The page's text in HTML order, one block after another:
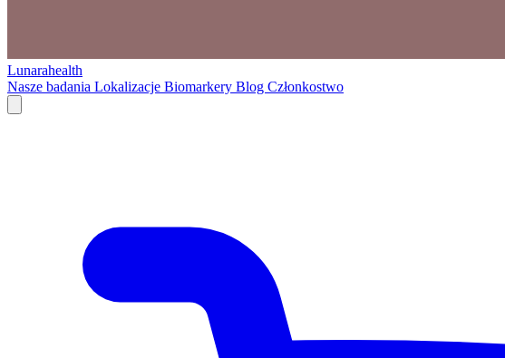
Lunarahealth
Nasze badania Lokalizacje Biomarkery Blog Członkostwo